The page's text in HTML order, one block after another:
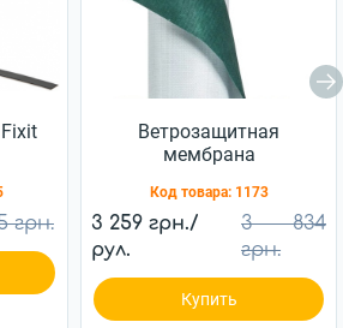
грн.
Ветрозащитная
мембрана
85г/м2 (75м2)
Код товара: 1173
3 259 грн./
рул.
3 834
грн.
Купить